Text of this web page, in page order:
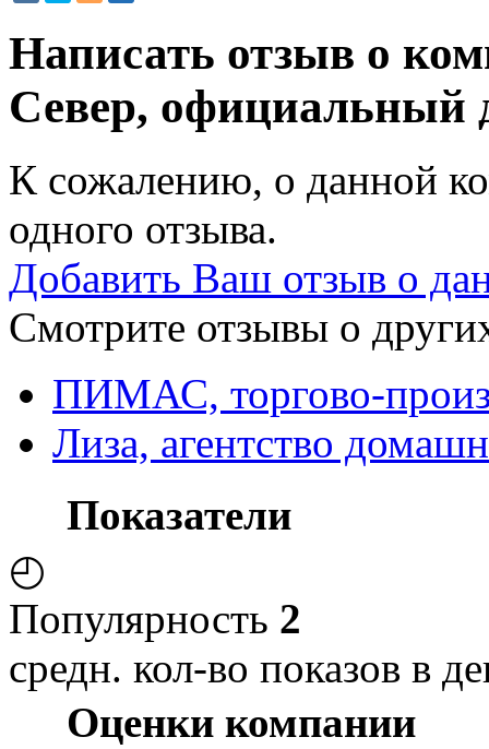
Написать отзыв о
Север, официальный
К сожалению, о данной
одного отзыва.
Добавить Ваш отзыв о
Смотрите отзывы о
ПИМАС, торгово-
Лиза, агентство
Показатели
◴
Популярность 2
средн. кол-во показов в
Оценки компании